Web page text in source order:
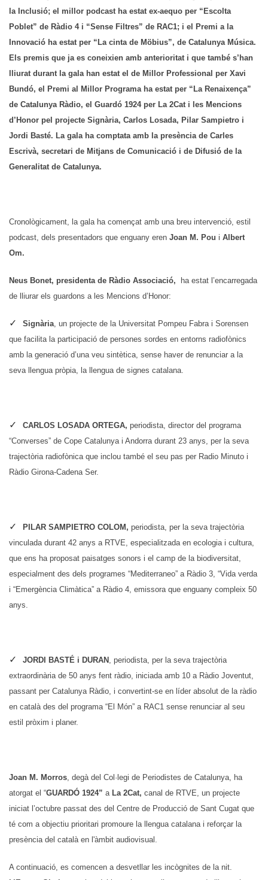
concurs
dels
26ns
Premis
Ràdio
Associació
la Inclusió; el millor podcast ha estat ex-aequo per “Escolta
Poblet” de Ràdio 4 i “Sense Filtres” de RAC1; i el Premi a la
Innovació ha estat per “La cinta de Möbius”, de Catalunya Música.
Els premis que ja es coneixien amb anterioritat i que també s’han
lliurat durant la gala han estat el de Millor Professional per Xavi
Bundó, el Premi al Millor Programa ha estat per “La Renaixença”
de Catalunya Ràdio, el Guardó 1924 per La 2Cat i les Mencions
d’Honor pel projecte Signària, Carlos Losada, Pilar Sampietro i
Jordi Basté. La gala ha comptata amb la presència de Carles
Escrivà, secretari de Mitjans de Comunicació i de Difusió de la
Generalitat de Catalunya.
Cronològicament, la gala ha començat amb una breu intervenció, estil
podcast, dels presentadors que enguany eren Joan M. Pou i Albert
Om.
Neus Bonet, presidenta de Ràdio Associació,
ha estat l’encarregada
de lliurar els guardons a les Mencions d’Honor:
Signària , un projecte de la Universitat Pompeu Fabra i Sorensen
que facilita la participació de persones sordes en entorns radiofònics
amb la generació d’una veu sintètica, sense haver de renunciar a la
seva llengua pròpia, la llengua de signes catalana.
CARLOS LOSADA ORTEGA, periodista, director del programa
“Converses” de Cope Catalunya i Andorra durant 23 anys, per la seva
trajectòria radiofònica que inclou també el seu pas per Radio Minuto i
Ràdio Girona-Cadena Ser.
PILAR SAMPIETRO COLOM, periodista, per la seva trajectòria
vinculada durant 42 anys a RTVE, especialitzada en ecologia i cultura,
que ens ha proposat paisatges sonors i el camp de la biodiversitat,
especialment des dels programes “Mediterraneo” a Ràdio 3, “Vida verda
i “Emergència Climàtica” a Ràdio 4, emissora que enguany compleix 50
anys.
JORDI BASTÉ i DURAN , periodista, per la seva trajectòria
extraordinària de 50 anys fent ràdio, iniciada amb 10 a Ràdio Joventut,
passant per Catalunya Ràdio, i convertint-se en líder absolut de la ràdio
en català des del programa “El Món” a RAC1 sense renunciar al seu
estil pròxim i planer.
Joan M. Morros , degà del Col·legi de Periodistes de Catalunya, ha
atorgat el “GUARDÓ 1924” a La 2Cat, canal de RTVE, un projecte
iniciat l’octubre passat des del Centre de Producció de Sant Cugat que
té com a objectiu prioritari promoure la llengua catalana i reforçar la
presència del català en l'àmbit audiovisual.
A continuació, es comencen a desvetllar les incògnites de la nit.